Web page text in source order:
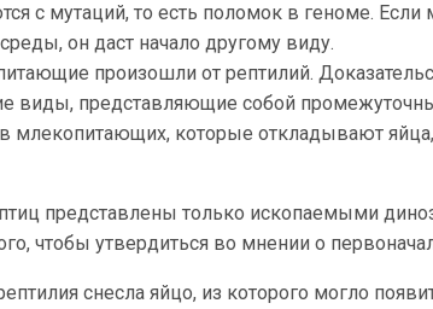
с мутаций, то есть поломок в геноме.
он даст начало другому виду.
произошли от рептилий.
виды, представляющие собой
млекопитающих, которые откладывают яйца,
представлены только ископаемыми
чтобы утвердиться во мнении о
снесла яйцо, из которого могло